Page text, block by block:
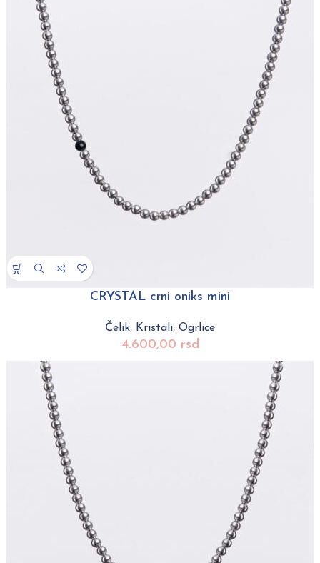
CRYSTAL crni oniks mini
Čelik, Kristali, Ogrlice
4.600,00 rsd